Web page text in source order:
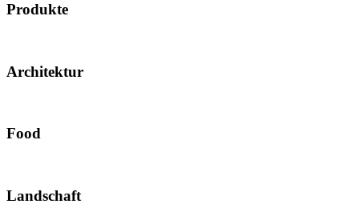
Produkte
Architektur
Food
Landschaft